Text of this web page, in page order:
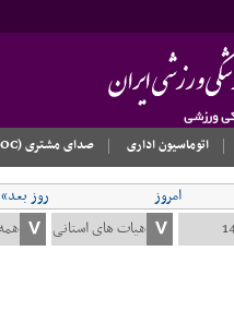
اتوماسیون اداری صدای مشتری (VOC)
امروز روز بعد»